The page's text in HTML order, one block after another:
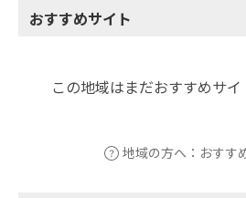
おすすめサイト
この地域はまだおすすめサイ
地域の方へ：おすす